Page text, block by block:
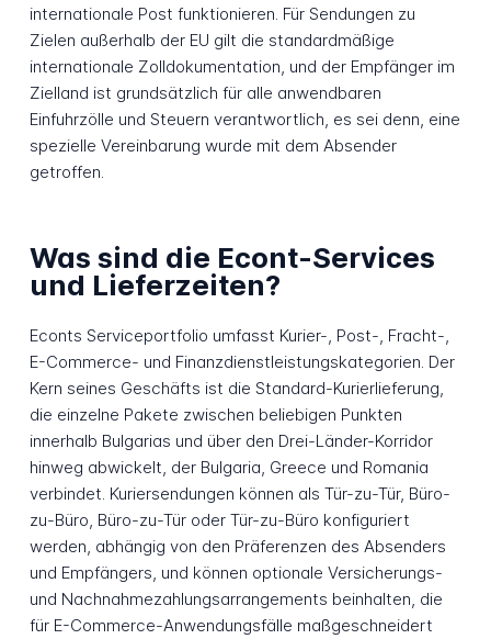
internationale Post funktionieren. Für Sendungen zu
Zielen außerhalb der EU gilt die standardmäßige
internationale Zolldokumentation, und der Empfänger im
Zielland ist grundsätzlich für alle anwendbaren
Einfuhrzölle und Steuern verantwortlich, es sei denn, eine
spezielle Vereinbarung wurde mit dem Absender
getroffen.
Was sind die Econt-Services
und Lieferzeiten?
Econts Serviceportfolio umfasst Kurier-, Post-, Fracht-,
E-Commerce- und Finanzdienstleistungskategorien. Der
Kern seines Geschäfts ist die Standard-Kurierlieferung,
die einzelne Pakete zwischen beliebigen Punkten
innerhalb Bulgarias und über den Drei-Länder-Korridor
hinweg abwickelt, der Bulgaria, Greece und Romania
verbindet. Kuriersendungen können als Tür-zu-Tür, Büro-
zu-Büro, Büro-zu-Tür oder Tür-zu-Büro konfiguriert
werden, abhängig von den Präferenzen des Absenders
und Empfängers, und können optionale Versicherungs-
und Nachnahmezahlungsarrangements beinhalten, die
für E-Commerce-Anwendungsfälle maßgeschneidert